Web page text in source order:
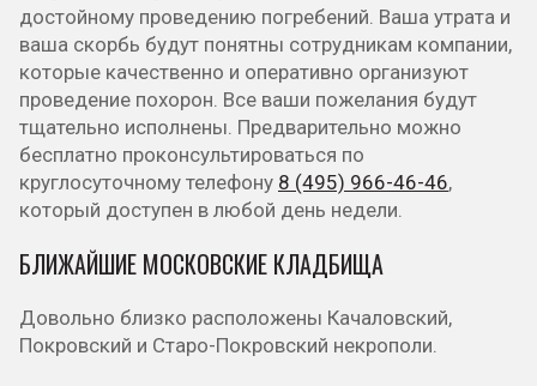
достойному проведению погребений. Ваша утрата и
ваша скорбь будут понятны сотрудникам компании,
которые качественно и оперативно организуют
проведение похорон. Все ваши пожелания будут
тщательно исполнены. Предварительно можно
бесплатно проконсультироваться по
круглосуточному телефону 8 (495) 966-46-46,
который доступен в любой день недели.
БЛИЖАЙШИЕ МОСКОВСКИЕ КЛАДБИЩА
Довольно близко расположены Качаловский,
Покровский и Старо-Покровский некрополи.